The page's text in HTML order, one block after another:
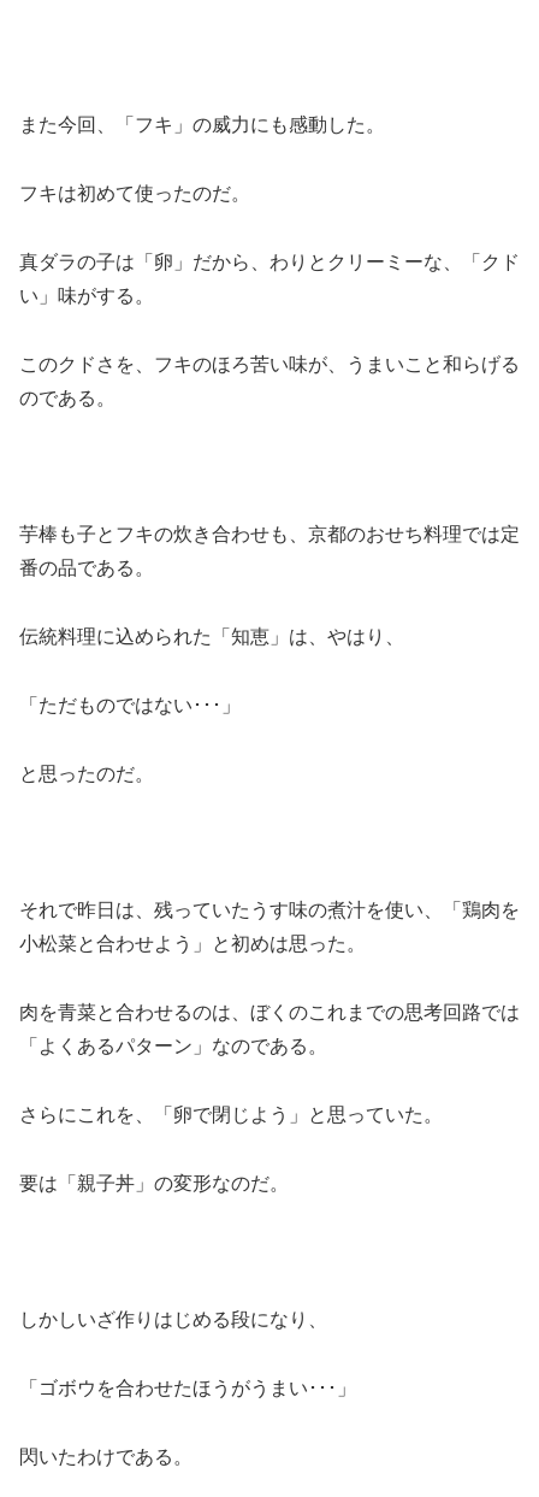
また今回、「フキ」の威力にも感動した。
フキは初めて使ったのだ。
真ダラの子は「卵」だから、わりとクリーミーな、「クド
い」味がする。
このクドさを、フキのほろ苦い味が、うまいこと和らげる
のである。
芋棒も子とフキの炊き合わせも、京都のおせち料理では定
番の品である。
伝統料理に込められた「知恵」は、やはり、
「ただものではない･･･」
と思ったのだ。
それで昨日は、残っていたうす味の煮汁を使い、「鶏肉を
小松菜と合わせよう」と初めは思った。
肉を青菜と合わせるのは、ぼくのこれまでの思考回路では
「よくあるパターン」なのである。
さらにこれを、「卵で閉じよう」と思っていた。
要は「親子丼」の変形なのだ。
しかしいざ作りはじめる段になり、
「ゴボウを合わせたほうがうまい･･･」
閃いたわけである。